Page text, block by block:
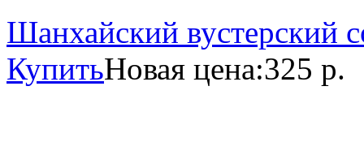
Шанхайский вустерский
КупитьНовая цена:325 р.